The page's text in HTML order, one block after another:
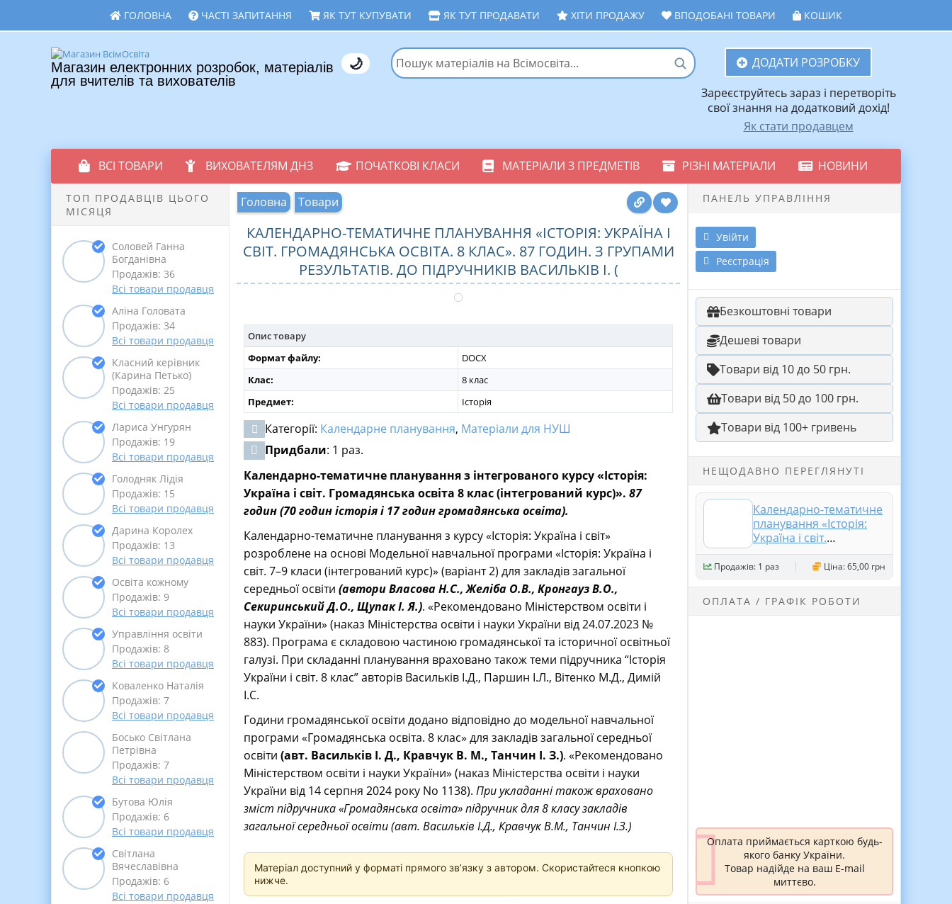
ГОЛОВНА ЧАСТІ ЗАПИТАННЯ ЯК ТУТ КУПУВАТИ ЯК ТУТ ПРОДАВАТИ ХІТИ ПРОДАЖУ ВПОДОБАНІ ТОВАРИ КОШИК
Магазин електронних розробок, матеріалів
для вчителів та вихователів
🌙
ДОДАТИ РОЗРОБКУ
Зареєструйтесь зараз і перетворіть
свої знання на додатковий дохід!
Як стати продавцем
ВСІ ТОВАРИ ВИХОВАТЕЛЯМ ДНЗ ПОЧАТКОВІ КЛАСИ МАТЕРІАЛИ З ПРЕДМЕТІВ РІЗНІ МАТЕРІАЛИ НОВИНИ
ТОП ПРОДАВЦІВ ЦЬОГО
МІСЯЦЯ
Соловей Ганна
Богданівна
Продажів: 36
Всі товари продавця
Аліна Головата
Продажів: 34
Всі товари продавця
Класний керівник
(Карина Петько)
Продажів: 25
Всі товари продавця
Лариса Унгурян
Продажів: 19
Всі товари продавця
Голодняк Лідія
Продажів: 15
Всі товари продавця
Дарина Королех
Продажів: 13
Всі товари продавця
Освіта кожному
Продажів: 9
Всі товари продавця
Управління освіти
Продажів: 8
Всі товари продавця
Коваленко Наталія
Продажів: 7
Всі товари продавця
Босько Світлана
Петрівна
Продажів: 7
Всі товари продавця
Бутова Юлія
Продажів: 6
Всі товари продавця
Світлана
Вячеславівна
Продажів: 6
Всі товари продавця
Головна Товари
КАЛЕНДАРНО-ТЕМАТИЧНЕ ПЛАНУВАННЯ «ІСТОРІЯ: УКРАЇНА І
СВІТ. ГРОМАДЯНСЬКА ОСВІТА. 8 КЛАС». 87 ГОДИН. З ГРУПАМИ
РЕЗУЛЬТАТІВ. ДО ПІДРУЧНИКІВ ВАСИЛЬКІВ І. (
Опис товару
Формат файлу:
DOCX
Клас:
8 клас
Предмет:
Історія
Категорії: Календарне планування, Матеріали для НУШ
Придбали: 1 раз.
Календарно-тематичне планування з інтегрованого курсу «Історія:
Україна і світ. Громадянська освіта 8 клас (інтегрований курс)». 87
годин (70 годин історія і 17 годин громадянська освіта).
Календарно-тематичне планування з курсу «Історія: Україна і світ»
розроблене на основі Модельної навчальної програми «Історія: Україна і
світ. 7–9 класи (інтегрований курс)» (варіант 2) для закладів загальної
середньої освіти (автори Власова Н.С., Желіба О.В., Кронгауз В.О.,
Секиринський Д.О., Щупак І. Я.). «Рекомендовано Міністерством освіти і
науки України» (наказ Міністерства освіти і науки України від 24.07.2023 №
883). Програма є складовою частиною громадянської та історичної освітньої
галузі. При складанні планування враховано також теми підручника “Історія
України і світ. 8 клас” авторів Васильків І.Д., Паршин І.Л., Вітенко М.Д., Димій
І.С.
Години громадянської освіти додано відповідно до модельної навчальної
програми «Громадянська освіта. 8 клас» для закладів загальної середньої
освіти (авт. Васильків І. Д., Кравчук В. М., Танчин І. З.). «Рекомендовано
Міністерством освіти і науки України» (наказ Міністерства освіти і науки
України від 14 серпня 2024 року No 1138). При укладанні також враховано
зміст підручника «Громадянська освіта» підручник для 8 класу закладів
загальної середньої освіти (авт. Васильків І.Д., Кравчук В.М., Танчин І.З.)
Матеріал доступний у форматі прямого звʼязку з автором. Скористайтеся кнопкою
нижче.
ПАНЕЛЬ УПРАВЛІННЯ
Увійти
Реєстрація
Безкоштовні товари
Дешеві товари
Товари від 10 до 50 грн.
Товари від 50 до 100 грн.
Товари від 100+ гривень
НЕЩОДАВНО ПЕРЕГЛЯНУТІ
Календарно-тематичне
планування «Історія:
Україна і світ.
Громадянська освіта. 8
клас». 87 годин. З
групами результатів.
До підручників
Васильків І. (
Продажів: 1 раз Ціна: 65,00 грн
ОПЛАТА / ГРАФІК РОБОТИ
Оплата приймається карткою будь-
якого банку України.
Товар надійде на ваш E-mail
миттєво.